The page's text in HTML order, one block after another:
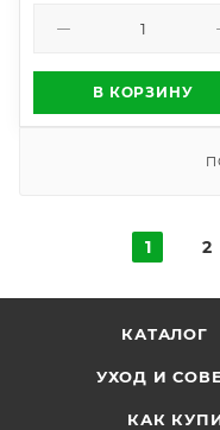
В КОРЗИНУ
1 2
КАТАЛОГ
УХОД И
КАК